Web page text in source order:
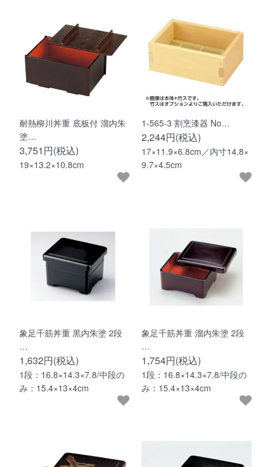
耐熱柳川丼重 底板付 溜内朱
塗…
3,751円(税込)
19×13.2×10.8cm
1-565-3 割烹漆器 No…
2,244円(税込)
17×11.9×6.8cm／内寸14.8×
9.7×4.5cm
象足千筋丼重 黒内朱塗 2段
…
1,632円(税込)
1段：16.8×14.3×7.8/中段の
み：15.4×13×4cm
象足千筋丼重 溜内朱塗 2段
…
1,754円(税込)
1段：16.8×14.3×7.8/中段の
み：15.4×13×4cm